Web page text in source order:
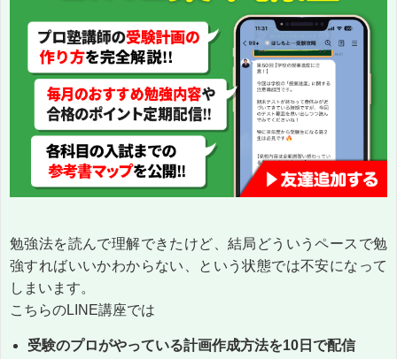
勉強法を読んで理解できたけど、結局どういうペースで勉
強すればいいかわからない、という状態では不安になって
しまいます。
こちらのLINE講座では
受験のプロがやっている計画作成方法を10日で配信